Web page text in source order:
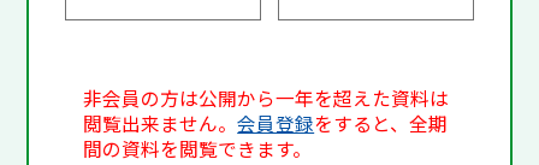
非会員の方は公開から一年を超えた資料は
閲覧出来ません。会員登録をすると、全期
間の資料を閲覧できます。